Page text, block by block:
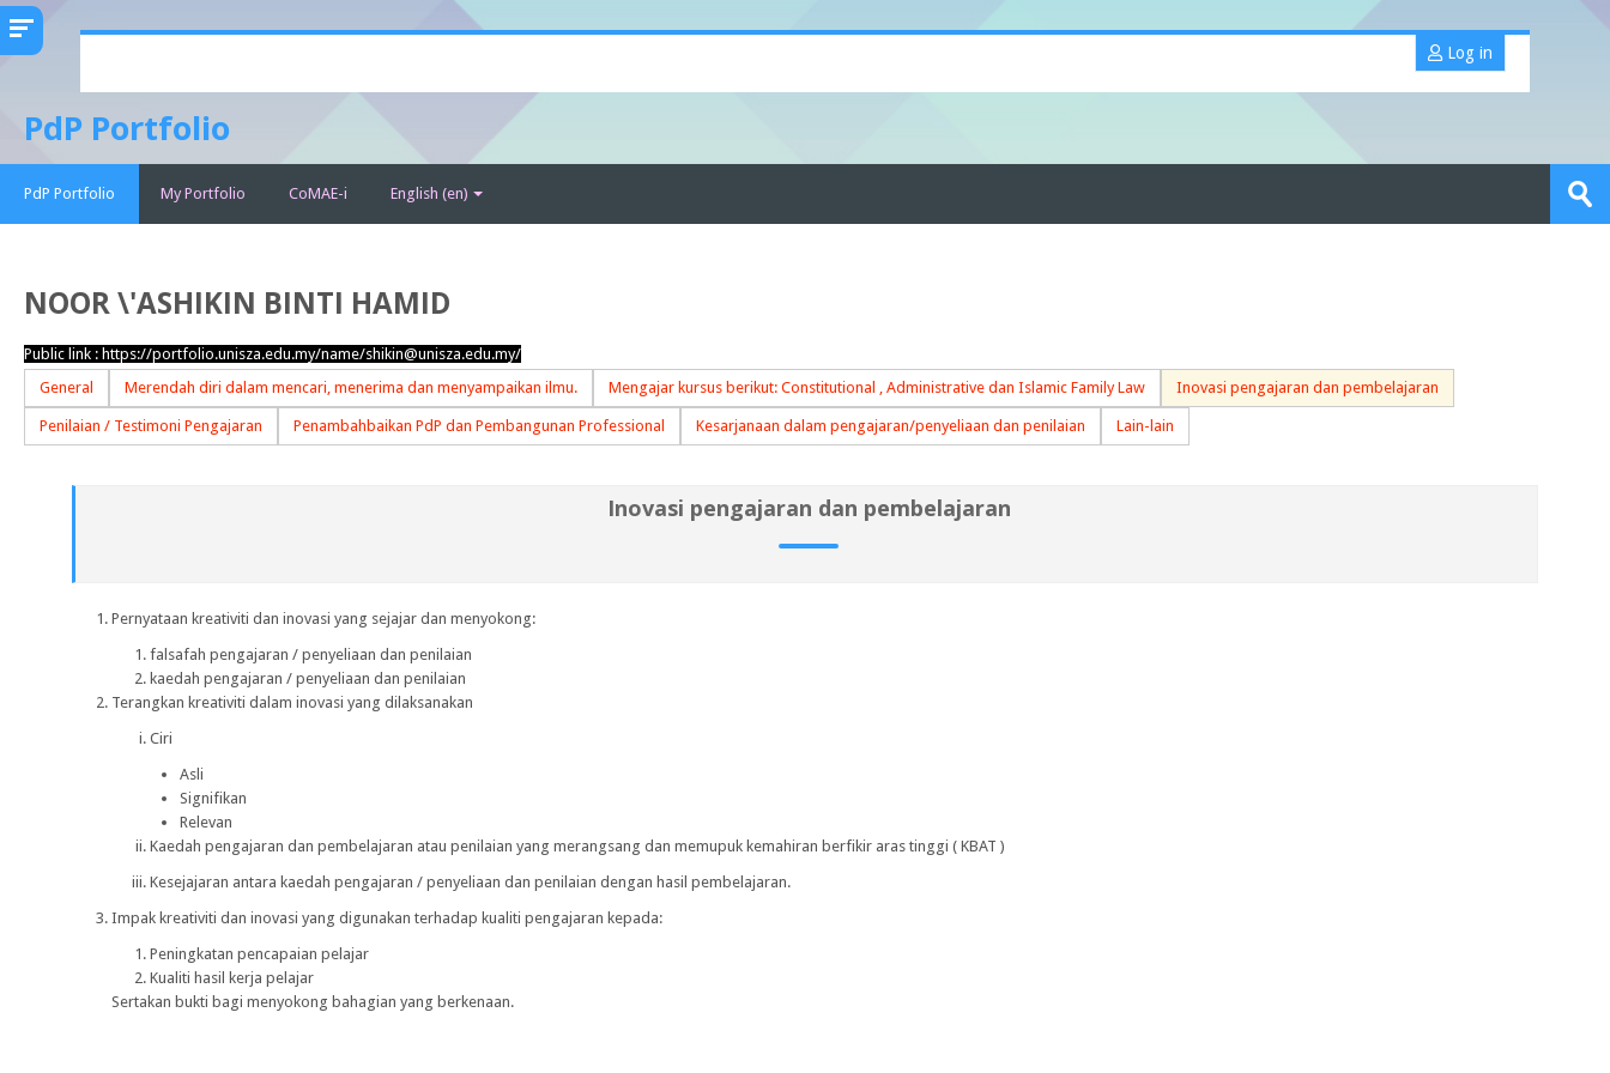
content
Log in
PdP Portfolio
PdP Portfolio My Portfolio CoMAE-i English ‎(en)‎
NOOR \'ASHIKIN BINTI HAMID
Public link : https://portfolio.unisza.edu.my/name/shikin@unisza.edu.my/
General
Merendah diri dalam mencari, menerima dan menyampaikan ilmu. Mengajar kursus berikut: Constitutional , Administrative dan Islamic Family Law Inovasi pengajaran dan pembelajaran
Penilaian / Testimoni Pengajaran Penambahbaikan PdP dan Pembangunan Professional Kesarjanaan dalam pengajaran/penyeliaan dan penilaian Lain-lain
Inovasi pengajaran dan pembelajaran
Pernyataan kreativiti dan inovasi yang sejajar dan menyokong:
falsafah pengajaran / penyeliaan dan penilaian
kaedah pengajaran / penyeliaan dan penilaian
Terangkan kreativiti dalam inovasi yang dilaksanakan
Ciri
Asli
Signifikan
Relevan
Kaedah pengajaran dan pembelajaran atau penilaian yang merangsang dan memupuk kemahiran berfikir aras tinggi ( KBAT )
Kesejajaran antara kaedah pengajaran / penyeliaan dan penilaian dengan hasil pembelajaran.
Impak kreativiti dan inovasi yang digunakan terhadap kualiti pengajaran kepada:
Peningkatan pencapaian pelajar
Kualiti hasil kerja pelajar
Sertakan bukti bagi menyokong bahagian yang berkenaan.